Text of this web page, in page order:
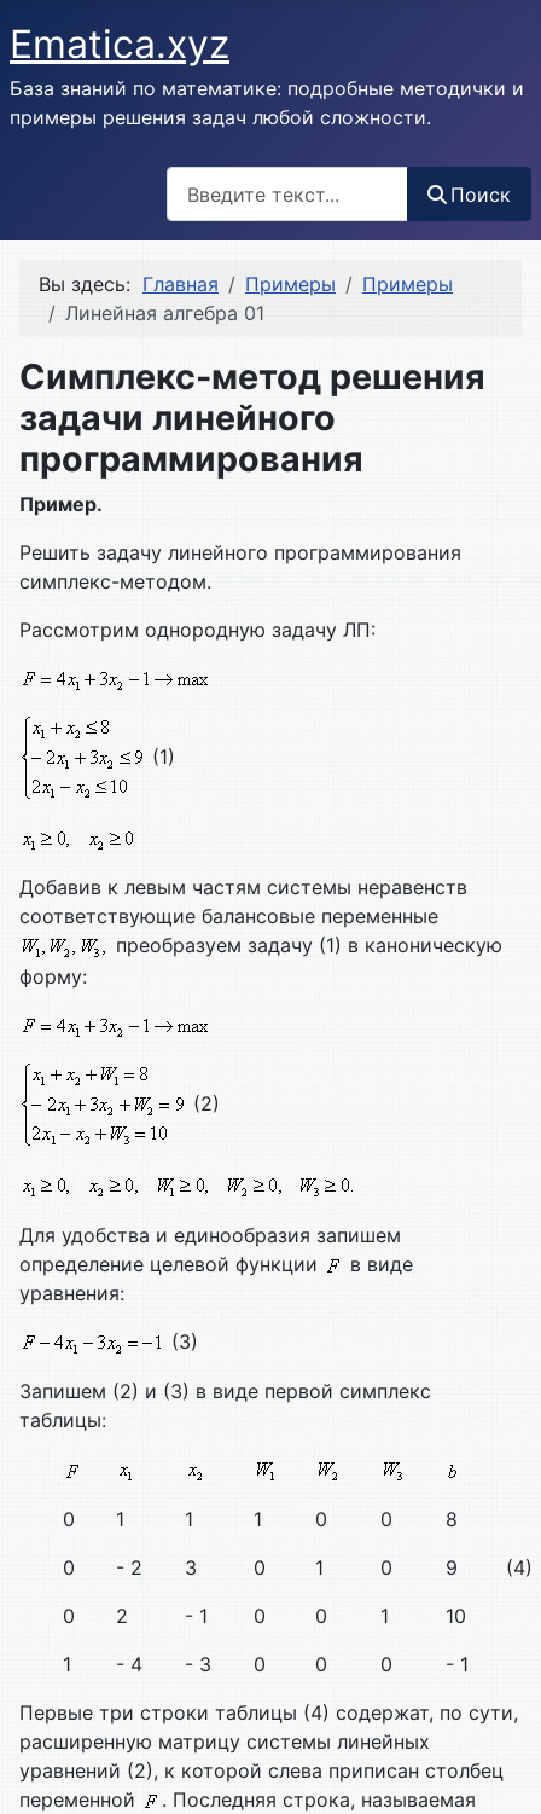
Ematica.xyz
База знаний по математике: подробные методички и
примеры решения задач любой сложности.
Поиск
Вы здесь: Главная Примеры
Примеры
Линейная алгебра 01
Симплекс-метод решения
задачи линейного
программирования
Пример.
Решить задачу линейного программирования
симплекс-методом.
Рассмотрим однородную задачу ЛП:
(1)
Добавив к левым частям системы неравенств
соответствующие балансовые переменные
преобразуем задачу (1) в каноническую
форму:
(2)
Для удобства и единообразия запишем
определение целевой функции
в виде
уравнения:
(3)
Запишем (2) и (3) в виде первой симплекс
таблицы:
0 1 1 1 0 0
8
0
- 2 3 0 1 0 9
(4)
0
2 - 1 0 0 1
10
1
- 4 - 3 0 0 0
- 1
Первые три строки таблицы (4) содержат, по сути,
расширенную матрицу системы линейных
уравнений (2), к которой слева приписан столбец
переменной
. Последняя строка, называемая